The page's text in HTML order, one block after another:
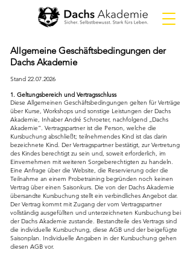
Allgemeine Geschäftsbedingungen der
Dachs Akademie
Stand 22.07.2026
1. Geltungsbereich und Vertragsschluss
Diese Allgemeinen Geschäftsbedingungen gelten für Verträge
über Kurse, Workshops und sonstige Leistungen der Dachs
Akademie, Inhaber André Schroeter, nachfolgend „Dachs
Akademie“. Vertragspartner ist die Person, welche die
Kursbuchung abschließt; teilnehmendes Kind ist das darin
bezeichnete Kind. Der Vertragspartner bestätigt, zur Vertretung
des Kindes berechtigt zu sein und, soweit erforderlich, im
Einvernehmen mit weiteren Sorgeberechtigten zu handeln.
Eine Anfrage über die Website, die Reservierung oder die
Teilnahme an einem Probetraining begründen noch keinen
Vertrag über einen Saisonkurs. Die von der Dachs Akademie
übersandte Kursbuchung stellt ein verbindliches Angebot dar.
Der Vertrag kommt mit Zugang der vom Vertragspartner
vollständig ausgefüllten und unterzeichneten Kursbuchung bei
der Dachs Akademie zustande. Bestandteile des Vertrags sind
die individuelle Kursbuchung, diese AGB und der beigefügte
Saisonplan. Individuelle Angaben in der Kursbuchung gehen
diesen AGB vor.